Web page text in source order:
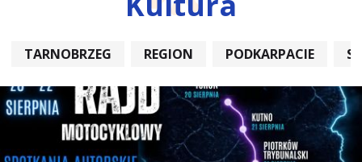
TARNOBRZEG REGION PODKARPACIE